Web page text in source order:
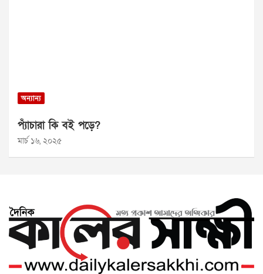
অন্যান্য
প্যাঁচারা কি বই পড়ে?
মার্চ ১৬, ২০২৫